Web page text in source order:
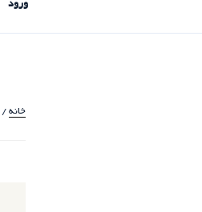
ورود
خانه /